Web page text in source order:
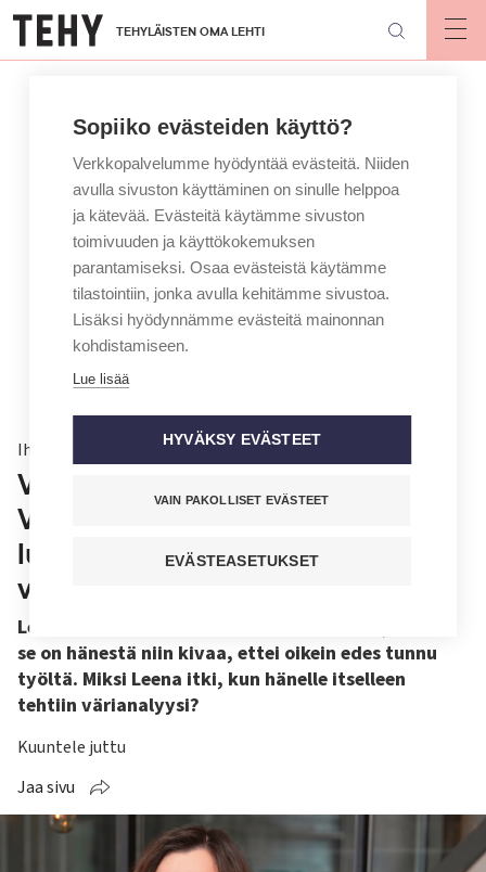
Hyppää
pääsisältöön
TEHYLÄISTEN OMA LEHTI
Ihmiset
Viileä kesä vai lämmin kevät?
Värianalyysejä tekevä kätilö
luokittelee työkavereita
vuodenaikojen mukaan
Leena Väkiparran sivutyö vie paljon aikaa, mutta
se on hänestä niin kivaa, ettei oikein edes tunnu
työltä. Miksi Leena itki, kun hänelle itselleen
tehtiin värianalyysi?
Kuuntele juttu
Jaa sivu
Sopiiko evästeiden käyttö?
Verkkopalvelumme hyödyntää evästeitä. Niiden
avulla sivuston käyttäminen on sinulle helppoa
ja kätevää. Evästeitä käytämme sivuston
toimivuuden ja käyttökokemuksen
parantamiseksi. Osaa evästeistä käytämme
tilastointiin, jonka avulla kehitämme sivustoa.
Lisäksi hyödynnämme evästeitä mainonnan
kohdistamiseen.
Lue lisää
HYVÄKSY EVÄSTEET
VAIN PAKOLLISET EVÄSTEET
EVÄSTEASETUKSET